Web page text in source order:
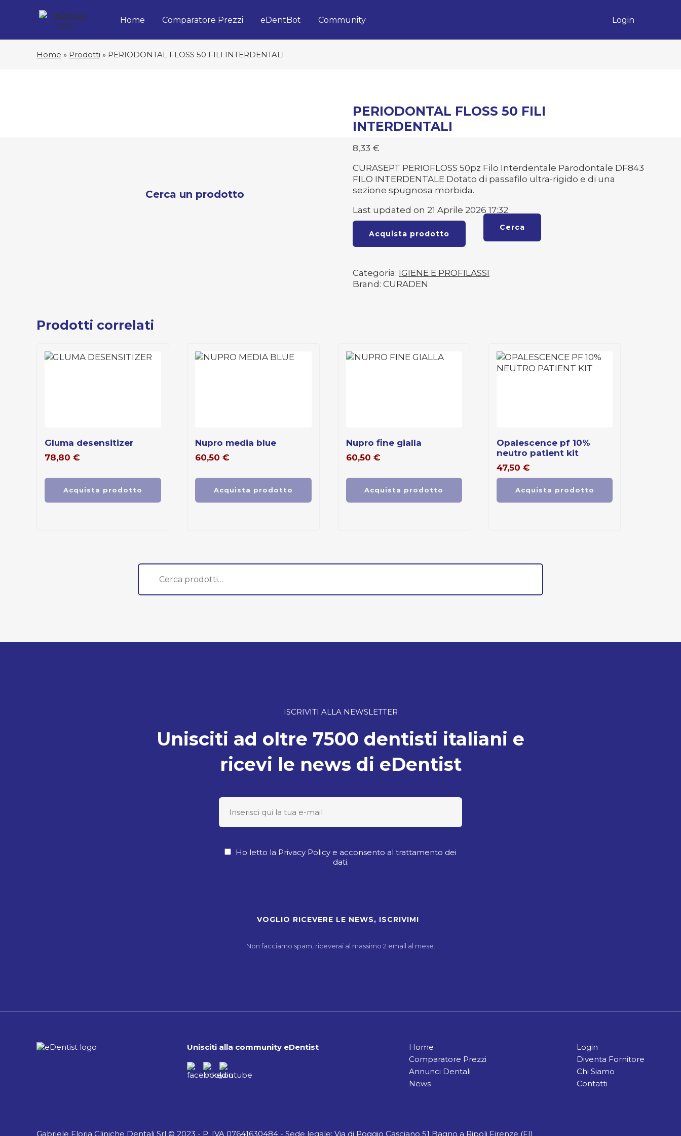
Home Comparatore Prezzi eDentBot Community Login
Home » Prodotti » PERIODONTAL FLOSS 50 FILI INTERDENTALI
PERIODONTAL FLOSS 50 FILI
INTERDENTALI
8,33 €
CURASEPT PERIOFLOSS 50pz Filo Interdentale Parodontale DF843
FILO INTERDENTALE Dotato di passafilo ultra-rigido e di una
sezione spugnosa morbida.
Last updated on 21 Aprile 2026 17:32
Acquista prodotto
Categoria: IGIENE E PROFILASSI
Brand: CURADEN
Prodotti correlati
gluma desensitizer
78,80 €
Acquista prodotto
nupro media blue
60,50 €
Acquista prodotto
nupro fine gialla
60,50 €
Acquista prodotto
opalescence pf 10%
neutro patient kit
47,50 €
Acquista prodotto
Cerca un prodotto
Cerca:
Cerca
ISCRIVITI ALLA NEWSLETTER
Unisciti ad oltre 7500 dentisti italiani e
ricevi le news di eDentist
Ho letto la Privacy Policy e acconsento al trattamento dei
dati.
Non facciamo spam, riceverai al massimo 2 email al mese.
Unisciti alla community eDentist
Home
Comparatore Prezzi
Annunci Dentali
News
Login
Diventa Fornitore
Chi Siamo
Contatti
Gabriele Floria Cliniche Dentali Srl © 2023 - P. IVA 07641630484 - Sede legale: Via di Poggio Casciano 51 Bagno a Ripoli Firenze (FI)